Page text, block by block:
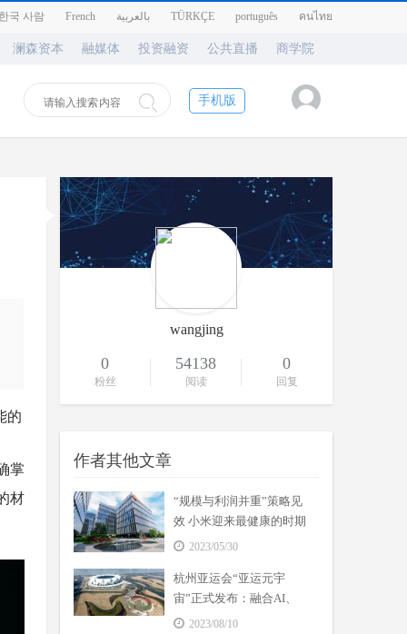
국 사람 French بالعربية TÜRKÇE português คนไทย
澜森资本 融媒体 投资融资 公共直播 商学院
手机版
的
掌
材
wangjing
0
粉丝
54138
阅读
0
回复
作者其他文章
“规模与利润并重”策略见
效 小米迎来最健康的时期
2023/05/30
杭州亚运会“亚运元宇
宙”正式发布：融合AI、
VR等数字技术
2023/08/10